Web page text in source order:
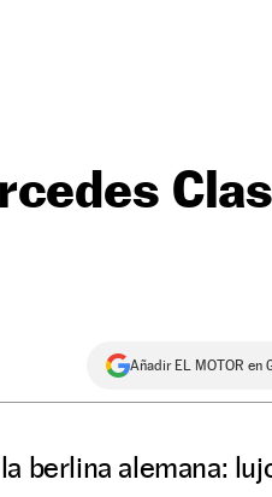
Añadir EL MOTOR en
berlina alemana: